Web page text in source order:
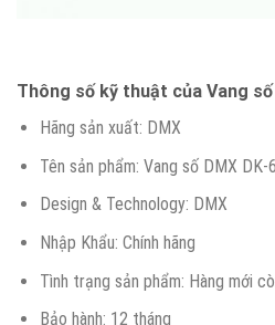
Thông số kỹ thuật của Vang
Hãng sản xuất: DMX
Tên sản phẩm: Vang số DMX DK-
Design & Technology: DMX
Nhập Khẩu: Chính hãng
Tình trạng sản phẩm: Hàng mới
Bảo hành: 12 tháng